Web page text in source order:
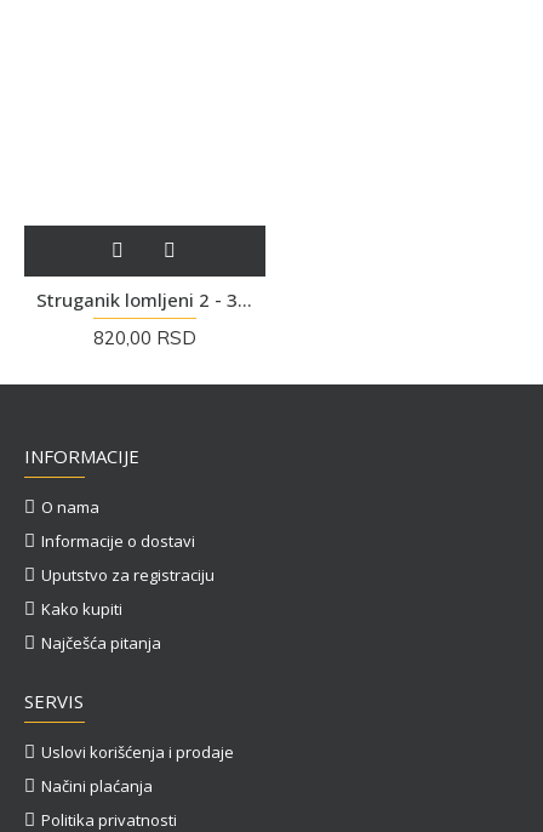
Struganik lomljeni 2 - 3 cm - Prirodni kamen
820,00 RSD
INFORMACIJE
O nama
Informacije o dostavi
Uputstvo za registraciju
Kako kupiti
Najčešća pitanja
SERVIS
Uslovi korišćenja i prodaje
Načini plaćanja
Politika privatnosti